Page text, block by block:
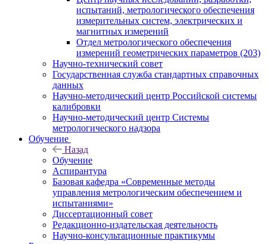
испытаний, метрологического обеспечения
измерительных систем, электрических и
магнитных измерений
Отдел метрологического обеспечения
измерений геометрических параметров (203)
Научно-технический совет
Государственная служба стандартных справочных
данных
Научно-методический центр Российской системы
калибровки
Научно-методический центр Системы
метрологического надзора
Обучение
Назад
Обучение
Аспирантура
Базовая кафедра «Современные методы
управления метрологическим обеспечением и
испытаниями»
Диссертационный совет
Редакционно-издательская деятельность
Научно-консультационные практикумы